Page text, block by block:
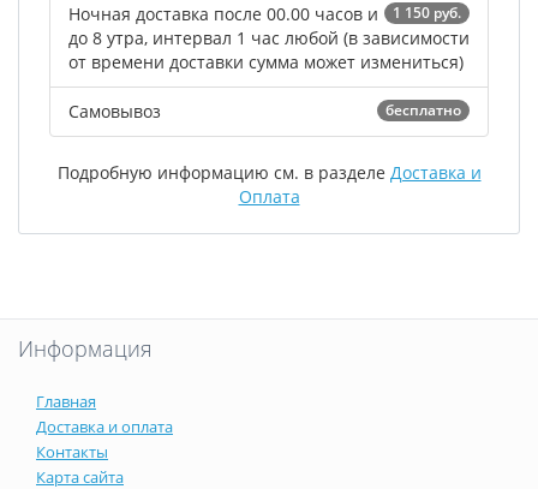
1 150 руб.
Ночная доставка после 00.00 часов и
до 8 утра, интервал 1 час любой (в зависимости
от времени доставки сумма может измениться)
бесплатно
Самовывоз
Подробную информацию см. в разделе Доставка и
Оплата
Информация
Главная
Доставка и оплата
Контакты
Карта сайта